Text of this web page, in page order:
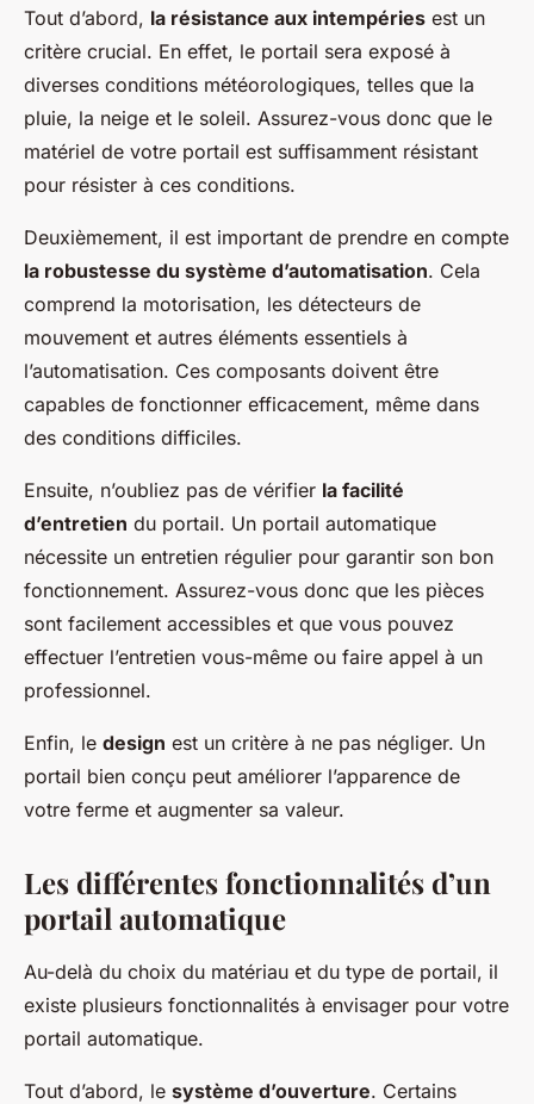
Tout d’abord, la résistance aux intempéries est un
critère crucial. En effet, le portail sera exposé à
diverses conditions météorologiques, telles que la
pluie, la neige et le soleil. Assurez-vous donc que le
matériel de votre portail est suffisamment résistant
pour résister à ces conditions.
Deuxièmement, il est important de prendre en compte
la robustesse du système d’automatisation. Cela
comprend la motorisation, les détecteurs de
mouvement et autres éléments essentiels à
l’automatisation. Ces composants doivent être
capables de fonctionner efficacement, même dans
des conditions difficiles.
Ensuite, n’oubliez pas de vérifier la facilité
d’entretien du portail. Un portail automatique
nécessite un entretien régulier pour garantir son bon
fonctionnement. Assurez-vous donc que les pièces
sont facilement accessibles et que vous pouvez
effectuer l’entretien vous-même ou faire appel à un
professionnel.
Enfin, le design est un critère à ne pas négliger. Un
portail bien conçu peut améliorer l’apparence de
votre ferme et augmenter sa valeur.
Les différentes fonctionnalités d’un
portail automatique
Au-delà du choix du matériau et du type de portail, il
existe plusieurs fonctionnalités à envisager pour votre
portail automatique.
Tout d’abord, le système d’ouverture. Certains